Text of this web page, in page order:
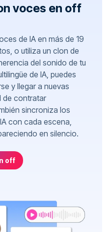
voces en off
de IA en más de 19
o utiliza un clon de
del sonido de tu
de IA, puedes
y llegar a nuevas
de contratar
sincroniza los
con cada escena,
en silencio.
off